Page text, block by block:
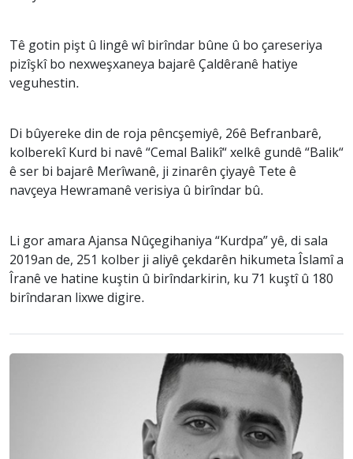
Tê gotin pişt û lingê wî birîndar bûne û bo çareseriya
pizîşkî bo nexweşxaneya bajarê Çaldêranê hatiye
veguhestin.
Di bûyereke din de roja pêncşemiyê, 26ê Befranbarê,
kolberekî Kurd bi navê “Cemal Balikî“ xelkê gundê “Balik“
ê ser bi bajarê Merîwanê, ji zinarên çiyayê Tete ê
navçeya Hewramanê verisiya û birîndar bû.
Li gor amara Ajansa Nûçegihaniya “Kurdpa” yê, di sala
2019an de, 251 kolber ji aliyê çekdarên hikumeta Îslamî a
Îranê ve hatine kuştin û birîndarkirin, ku 71 kuştî û 180
birîndaran lixwe digire.